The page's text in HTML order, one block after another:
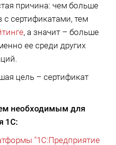
причина: чем больше
сертификатами, тем
, а значит – больше
ее среди других
цель – сертификат
необходимым для
1С:
"1С:Предприятие